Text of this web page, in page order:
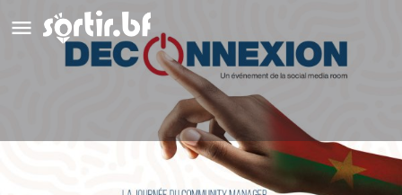
Déconnexion, Journée Internationale